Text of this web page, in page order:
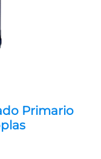
Primario